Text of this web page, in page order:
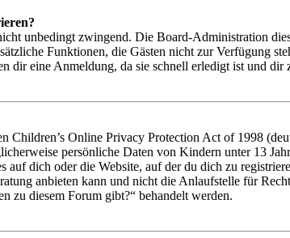
unbedingt zwingend. Die Board-Administration
Funktionen, die Gästen nicht zur Verfügung
dir eine Anmeldung, da sie schnell erledigt ist und dir
Children’s Online Privacy Protection Act of 1998
persönliche Daten von Kindern unter 13
auf dich oder die Website, auf der du dich zu
anbieten kann und nicht die Anlaufstelle für
zu diesem Forum gibt?“ behandelt werden.